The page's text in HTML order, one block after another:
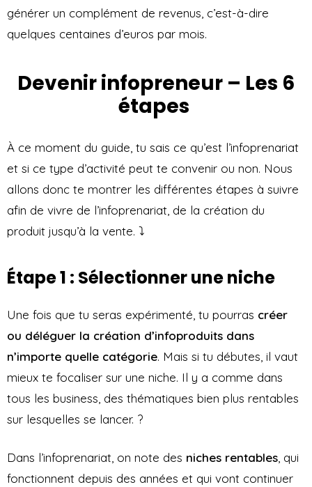
générer un complément de revenus, c’est-à-dire
quelques centaines d’euros par mois.
Devenir infopreneur – Les 6
étapes
À ce moment du guide, tu sais ce qu’est l’infoprenariat
et si ce type d’activité peut te convenir ou non. Nous
allons donc te montrer les différentes étapes à suivre
afin de vivre de l’infoprenariat, de la création du
produit jusqu’à la vente. ⤵️
Étape 1 : Sélectionner une niche
Une fois que tu seras expérimenté, tu pourras créer
ou déléguer la création d’infoproduits dans
n’importe quelle catégorie. Mais si tu débutes, il vaut
mieux te focaliser sur une niche. Il y a comme dans
tous les business, des thématiques bien plus rentables
sur lesquelles se lancer. ?
Dans l’infoprenariat, on note des niches rentables, qui
fonctionnent depuis des années et qui vont continuer